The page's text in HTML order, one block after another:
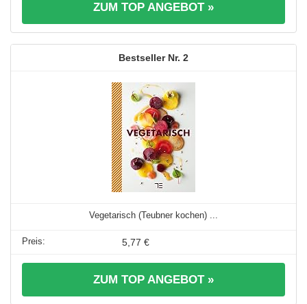
ZUM TOP ANGEBOT »
2
Vegetarisch (Teubner kochen) ...
5,77 €
ZUM TOP ANGEBOT »